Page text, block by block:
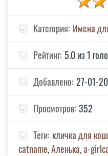
🐱 Категория: Имена
🐱 Рейтинг: 5.0 из 1
🐱 Добавлено: 27-01-
🐱 Просмотров: 352
🐱 Теги: кличка для
catname,Аленька,а-